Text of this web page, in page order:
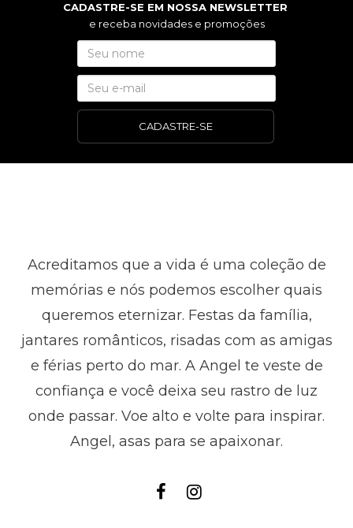
CADASTRE-SE EM NOSSA NEWSLETTER
e receba novidades e promoções
CADASTRE-SE
Acreditamos que a vida é uma coleção de
memórias e nós podemos escolher quais
queremos eternizar. Festas da família,
jantares românticos, risadas com as amigas
e férias perto do mar. A Angel te veste de
confiança e você deixa seu rastro de luz
onde passar. Voe alto e volte para inspirar.
Angel, asas para se apaixonar.